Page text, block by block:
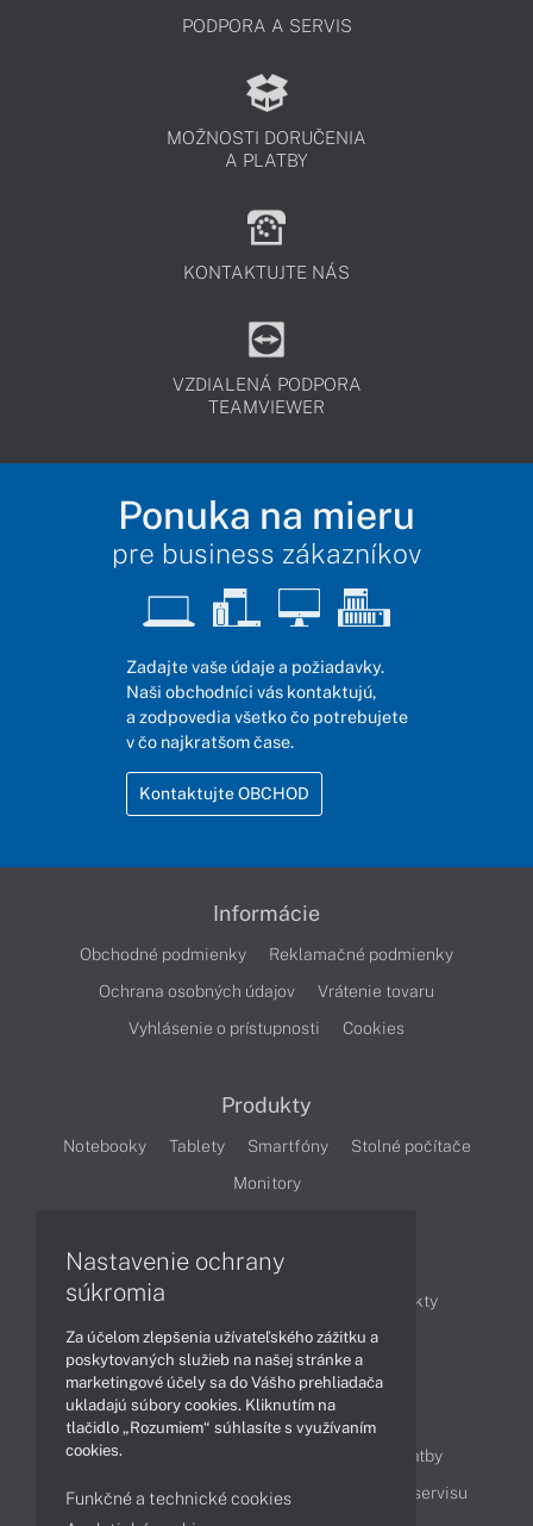
PODPORA A SERVIS
MOŽNOSTI DORUČENIA
A PLATBY
KONTAKTUJTE NÁS
VZDIALENÁ PODPORA
TEAMVIEWER
Ponuka na mieru
pre business zákazníkov
Zadajte vaše údaje a požiadavky.
Naši obchodníci vás kontaktujú,
a zodpovedia všetko čo potrebujete
v čo najkratšom čase.
Kontaktujte OBCHOD
Informácie
Obchodné podmienky
Reklamačné podmienky
Ochrana osobných údajov
Vrátenie tovaru
Vyhlásenie o prístupnosti
Cookies
Produkty
Notebooky Tablety Smartfóny
Stolné počítače
Monitory
Články
Obchodné informácie
Produkty
Technológie
Videá
Obsah
Ako nakupovať
Možnosti doručenia a platby
Podpora a servis
Servisné služby Cenník servisu
Nastavenie ochrany
súkromia
Za účelom zlepšenia užívateľského zážitku a
poskytovaných služieb na našej stránke a
marketingové účely sa do Vášho prehliadača
ukladajú súbory cookies. Kliknutím na
tlačidlo „Rozumiem“ súhlasíte s využívaním
cookies.
Funkčné a technické cookies